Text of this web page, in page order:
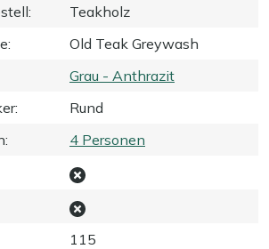
:
Teakholz
:
Old Teak Greywash
Grau - Anthrazit
:
Rund
:
4 Personen
115